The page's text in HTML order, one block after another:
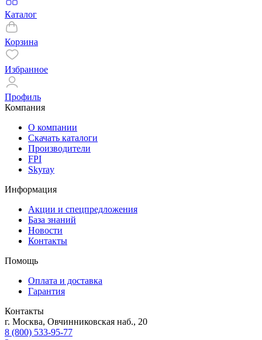
Каталог
Корзина
Избранное
Профиль
Компания
О компании
Скачать каталоги
Производители
FPI
Skyray
Информация
Акции и спецпредложения
База знаний
Новости
Контакты
Помощь
Оплата и доставка
Гарантия
Контакты
г. Москва, Овчинниковская наб., 20
8 (800) 533-95-77